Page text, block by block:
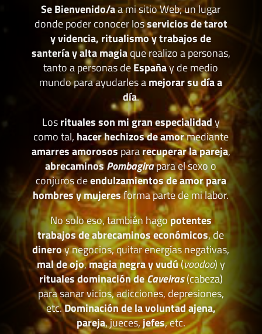
Se Bienvenido/aa mi sitio Web; un lugar
donde poder conocer losservicios de tarot
y videncia, ritualismo y trabajos de
santería y alta magiaque realizo a personas,
tanto a personas deEspañay de medio
mundo para ayudarles amejorar su día a
día.
Losrituales son mi gran especialidady
como tal, hacer hechizos de amormediante
amarres amorosospararecuperar la pareja,
abrecaminosPombagirapara el sexo o
conjuros deendulzamientos de amor para
hombres y mujeresforma parte de mi labor.
No solo eso, también hagopotentes
trabajos de abrecaminos económicos, de
dineroy negocios, quitar energías negativas,
mal de ojo,magia negra y vudú(voodoo) y
rituales dominación deCaveiras(cabeza)
para sanar vicios, adicciones, depresiones,
etc.Dominación de la voluntad ajena,
pareja, jueces,jefes, etc.